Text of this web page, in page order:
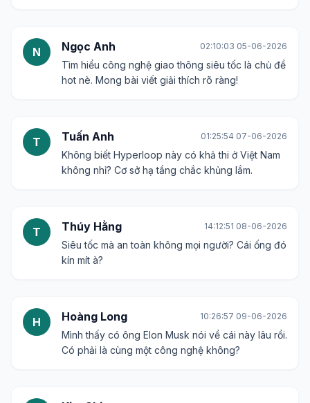
N Ngọc Anh 02:10:03 05-06-2026
Tìm hiểu công nghệ giao thông siêu tốc là chủ đề
hot nè. Mong bài viết giải thích rõ ràng!
T Tuấn Anh 01:25:54 07-06-2026
Không biết Hyperloop này có khả thi ở Việt Nam
không nhỉ? Cơ sở hạ tầng chắc khủng lắm.
T Thúy Hằng 14:12:51 08-06-2026
Siêu tốc mà an toàn không mọi người? Cái ống đó
kín mít à?
H Hoàng Long 10:26:57 09-06-2026
Mình thấy có ông Elon Musk nói về cái này lâu rồi.
Có phải là cùng một công nghệ không?